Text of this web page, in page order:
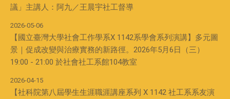
議」主講人：阿九／王晨宇社工督導
2026-05-06
【國立臺灣大學社會工作學系X 1142系學會系列演講】多元圖
景｜促成改變與治療實務的新路徑。2026年5月6日（三）
19:00 - 21:00 於社會社工系館104教室
2026-04-15
【社科院第八屆學生生涯職涯講座系列 X 1142 社工系系友演